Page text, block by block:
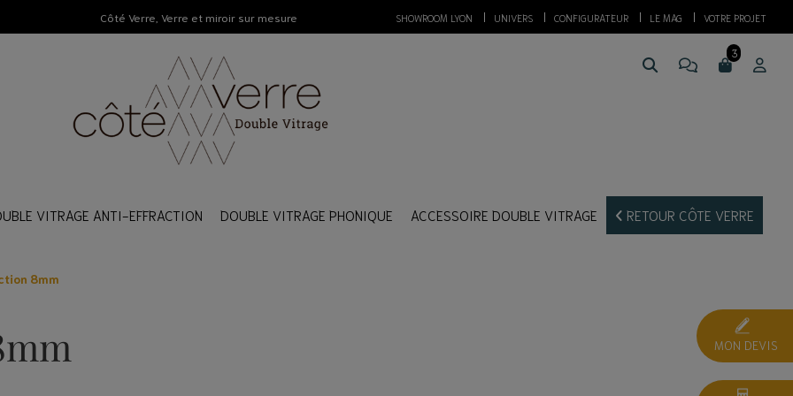
Côté Verre, Verre et miroir sur mesure SHOWROOM LYON UNIVERS CONFIGURATEUR LE MAG VOTRE PROJET
DOUBLE VITRAGE
DOUBLE VITRAGE
VITRAGE ANTI-EFFRACTION
DOUBLE VITRAGE
DOUBLE VITRAGE PHONIQUE ACCESSOIRE DOUBLE VITRAGE RETOUR CÔTE VERRE
8mm
MON DEVIS